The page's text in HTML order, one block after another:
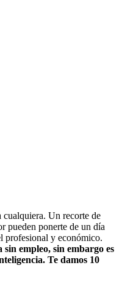
cualquiera. Un recorte de
pueden ponerte de un día
profesional y económico.
sin empleo, sin embargo es
Te damos 10